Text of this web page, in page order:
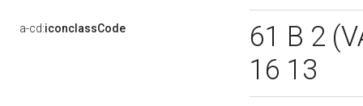
a-cd:iconclassCode
61 B 2
16 13